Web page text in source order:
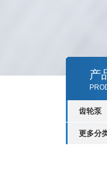
产
齿轮泵
更多分